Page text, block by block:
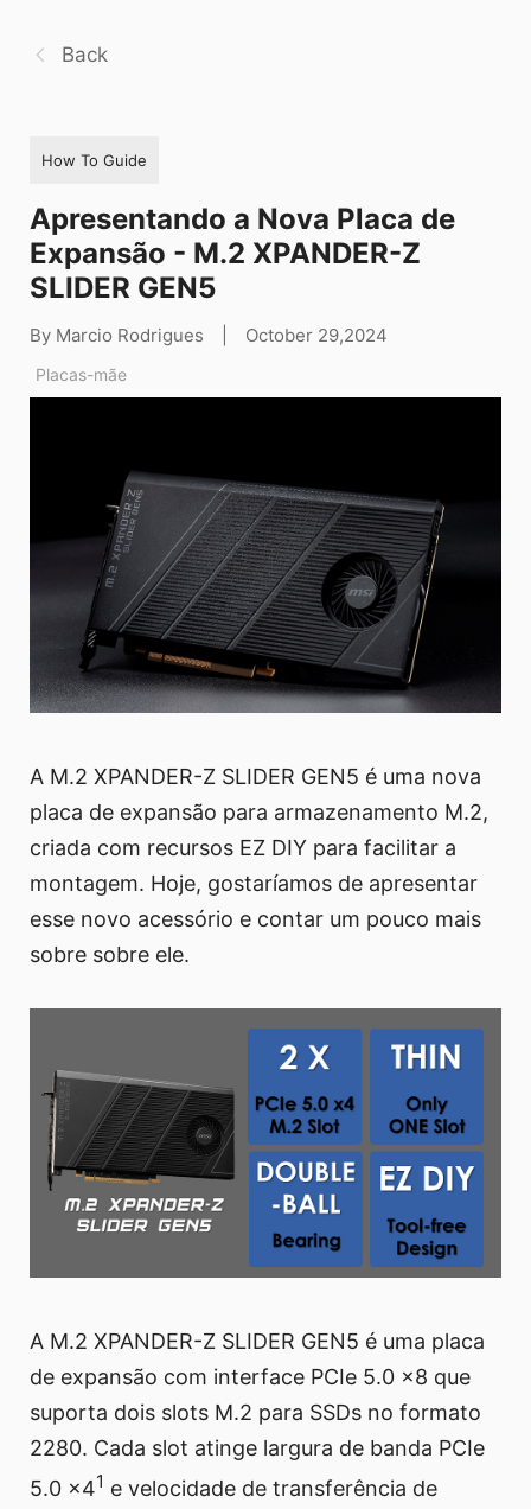
Back
How To Guide
Apresentando a Nova Placa de
Expansão - M.2 XPANDER-Z
SLIDER GEN5
By Marcio Rodrigues October 29,2024
Placas-mãe
A M.2 XPANDER-Z SLIDER GEN5 é uma nova
placa de expansão para armazenamento M.2,
criada com recursos EZ DIY para facilitar a
montagem. Hoje, gostaríamos de apresentar
esse novo acessório e contar um pouco mais
sobre sobre ele.
A M.2 XPANDER-Z SLIDER GEN5 é uma placa
de expansão com interface PCIe 5.0 x8 que
suporta dois slots M.2 para SSDs no formato
2280. Cada slot atinge largura de banda PCIe
5.0 x41 e velocidade de transferência de